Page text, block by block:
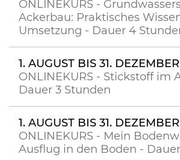
ONLINEKURS -
Ackerbau: Praktisches
Umsetzung - Dauer 4
1. AUGUST BIS 31.
ONLINEKURS - Stickstoff im
Dauer 3 Stunden
1. AUGUST BIS 31.
ONLINEKURS - Mein
Ausflug in den Boden -